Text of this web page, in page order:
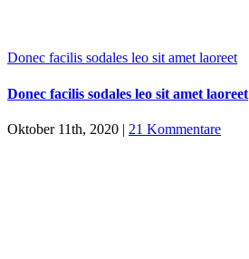
Donec facilis sodales leo sit amet laoreet
Donec facilis sodales leo sit amet laoreet
Oktober 11th, 2020 | 21 Kommentare